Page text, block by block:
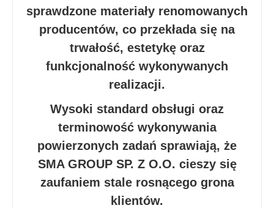
sprawdzone materiały renomowanych
producentów, co przekłada się na
trwałość, estetykę oraz
funkcjonalność wykonywanych
realizacji.
Wysoki standard obsługi oraz
terminowość wykonywania
powierzonych zadań sprawiają, że
SMA GROUP SP. Z O.O. cieszy się
zaufaniem stale rosnącego grona
klientów.